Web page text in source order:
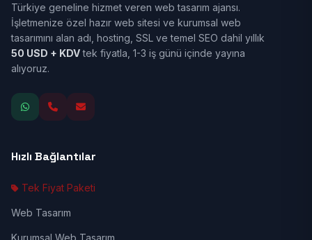
Türkiye geneline hizmet veren web tasarım ajansı.
İşletmenize özel hazır web sitesi ve kurumsal web
tasarımını alan adı, hosting, SSL ve temel SEO dahil yıllık
50 USD + KDVtek fiyatla, 1-3 iş günü içinde yayına
alıyoruz.
Hızlı Bağlantılar
Tek Fiyat Paketi
Web Tasarım
Kurumsal Web Tasarım